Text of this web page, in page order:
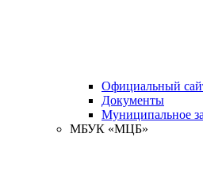
Официальный
Документы
Муниципальное
МБУК «МЦБ»